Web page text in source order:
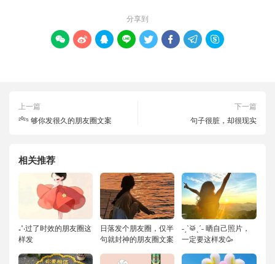
分享到
       
上一篇
²⁰²⁵ 够你发很久的朋友圈文案
下一篇
句子很脏，却很现实
相关推荐
₊˚‧过了时效的朋友圈这
样发
日落发个朋友圈，仅半
句就封神的朋友圈文案
˗ˏˋ🥁ˎˊ˗ 晒自己照片，
一定要这样发🥳